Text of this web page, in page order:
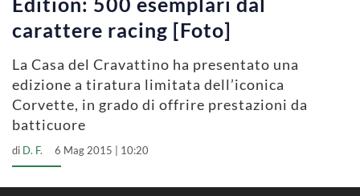
carattere racing [Foto]
La Casa del Cravattino ha presentato una
edizione a tiratura limitata dell’iconica
Corvette, in grado di offrire prestazioni da
batticuore
di D. F. 6 Mag 2015 | 10:20